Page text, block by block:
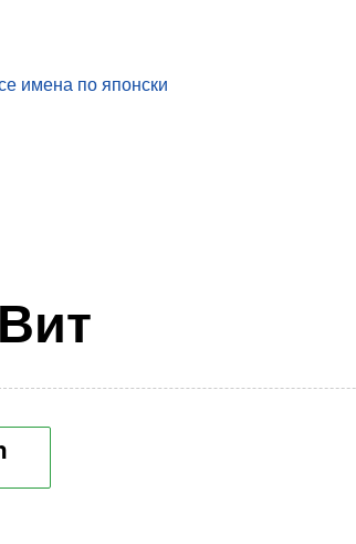
имена по японски